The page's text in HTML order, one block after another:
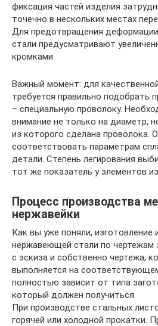
фиксация частей изделия
точечно в нескольких местах
Для предотвращения
стали предусматривают
кромками.
Важный момент: для
требуется правильно подобрать
– специальную проволоку.
внимание не только на диаметр,
из которого сделана проволока.
соответствовать параметрам
детали. Степень легирования
тот же показатель у элементов
Процесс производства
нержавейки
Как вы уже поняли, изготовление
нержавеющей стали по чертежам
с эскиза и собственно чертежа,
выполняется на
полностью зависит от типа
который должен получиться.
При производстве стальных
горячей или холодной прокатки.